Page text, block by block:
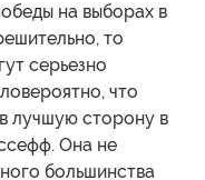
на выборах в
то
серьезно
что
лучшую сторону в
Она не
большинства